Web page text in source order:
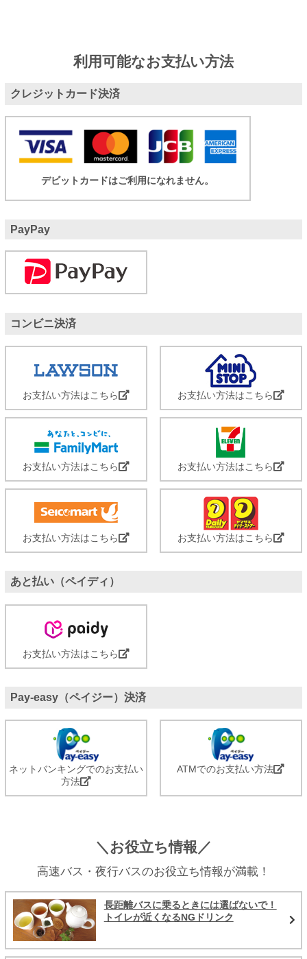
利用可能なお支払い方法
クレジットカード決済
デビットカードはご利用になれません。
PayPay
コンビニ決済
お支払い方法はこちら お支払い方法はこちら
お支払い方法はこちら お支払い方法はこちら
お支払い方法はこちら お支払い方法はこちら
あと払い（ペイディ）
お支払い方法はこちら
Pay-easy（ペイジー）決済
ネットバンキングでのお支払い
方法
ATMでのお支払い方法
＼お役立ち情報／
高速バス・夜行バスのお役立ち情報が満載！
長距離バスに乗るときには選ばないで！
トイレが近くなるNGドリンク